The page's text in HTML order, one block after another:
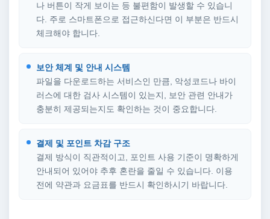
나 버튼이 작게 보이는 등 불편함이 발생할 수 있습니
다. 주로 스마트폰으로 접근하신다면 이 부분은 반드시
체크해야 합니다.
보안 체계 및 안내 시스템
파일을 다운로드하는 서비스인 만큼, 악성코드나 바이
러스에 대한 검사 시스템이 있는지, 보안 관련 안내가
충분히 제공되는지도 확인하는 것이 중요합니다.
결제 및 포인트 차감 구조
결제 방식이 직관적이고, 포인트 사용 기준이 명확하게
안내되어 있어야 추후 혼란을 줄일 수 있습니다. 이용
전에 약관과 요금표를 반드시 확인하시기 바랍니다.